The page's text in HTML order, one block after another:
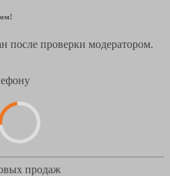
после проверки модератором.
продаж